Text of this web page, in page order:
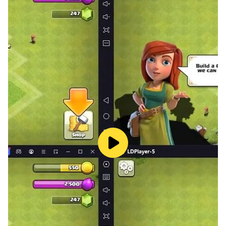
Créez un monde de pixels. Vous pouvez créer un
monde en pixel art grâce aux divers outils gratuits,
magie et pinceaux. Utilisez simplement différents
types de pixels pour la coloration. Soyez créatif !
Expérimentez dans votre propre jeu Sandbox. Jouez
avec les différentes créatures et pouvoirs dans la
simulation du monde magique
Devenez le Dieu de votre propre monde en pixel art.
Créez la vie et bâtissez la civilisation de différentes
races mythologiques. Construisez le monde de vos
rêves !
Vous pouvez jouer à ce jeu Sandbox sans connexion
Wi-Fi ni Internet